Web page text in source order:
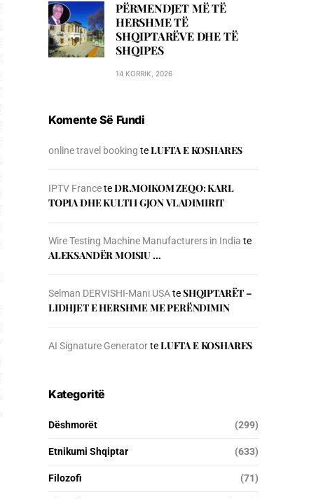
PËRMENDJET MË TË
HERSHME TË
SHQIPTARËVE DHE TË
SHQIPES
14 KORRIK, 2026
Komente Së Fundi
online travel booking teLUFTA E KOSHARES
IPTV FranceteDR.MOIKOM ZEQO: KARL
TOPIA DHE KULTI I GJON VLADIMIRIT
Wire Testing Machine Manufacturers in India te
ALEKSANDËR MOISIU …
Selman DERVISHI-Mani USAteSHQIPTARËT –
LIDHJET E HERSHME ME PERËNDIMIN
AI Signature GeneratorteLUFTA E KOSHARES
Kategoritë
Dëshmorët (299)
Etnikumi Shqiptar (633)
Filozofi (71)